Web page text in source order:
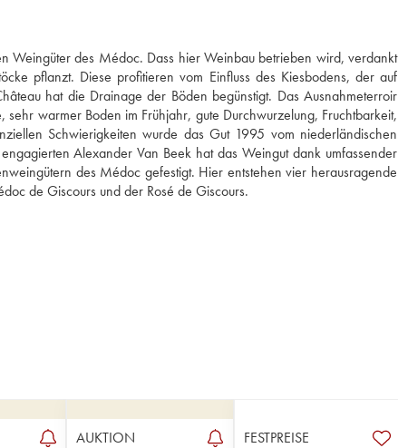
Weingüter des Médoc. Dass hier Weinbau betrieben wird, verdankt
pflanzt. Diese profitieren vom Einfluss des Kiesbodens, der auf
hat die Drainage der Böden begünstigt. Das Ausnahmeterroir
warmer Boden im Frühjahr, gute Durchwurzelung, Fruchtbarkeit,
Schwierigkeiten wurde das Gut 1995 vom niederländischen
Alexander Van Beek hat das Weingut dank umfassender
des Médoc gefestigt. Hier entstehen vier herausragende
de Giscours und der Rosé de Giscours.
AUKTION FESTPREISE